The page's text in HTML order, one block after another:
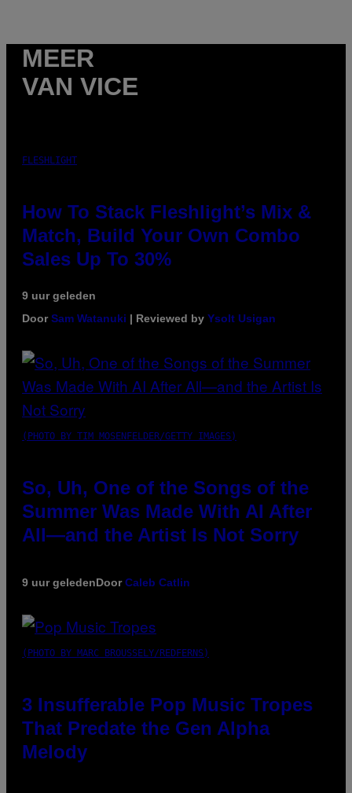
MEER
VAN VICE
FLESHLIGHT
How To Stack Fleshlight’s Mix &
Match, Build Your Own Combo
Sales Up To 30%
9 uur geleden
DoorSam Watanuki | Reviewed by Ysolt Usigan
(PHOTO BY TIM MOSENFELDER/GETTY IMAGES)
So, Uh, One of the Songs of the
Summer Was Made With AI After
All—and the Artist Is Not Sorry
9 uur geledenDoorCaleb Catlin
(PHOTO BY MARC BROUSSELY/REDFERNS)
3 Insufferable Pop Music Tropes
That Predate the Gen Alpha
Melody